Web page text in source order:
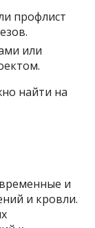
профлист
или
найти на
и
и кровли.